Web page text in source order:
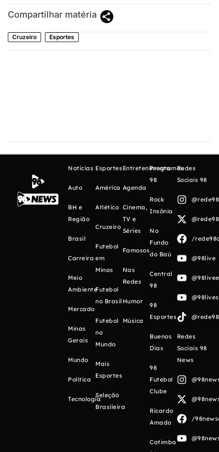
Compartilhar matéria
Cruzeiro Esportes
Notícias
Auto
BH e
Região
Brasil
Carreira
Meio
Ambiente
Mercado
Minas
Gerais
Mundo
Política
Tecnologia
Esportes
América
Atlético
Cruzeiro
Futebol
em
Minas
Futebol
no Brasil
Futebol
no
Mundo
Mais
Esportes
Seleção
Brasileira
Entretenimento
Agenda
Cinema,
TV e
Séries
Famosos
Nas
Redes
Humor
Música
Programas
98
Rock
Insônia
No
Fundo
do Baú
Central
98
98
Esportes
Buenos
Días
98
Futebol
Clube
Ricardo
Amado
Catimba
Redes
Sociais 98
/
@98live
Redes
Sociais 98
News
/